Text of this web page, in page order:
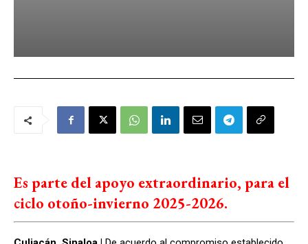
Es parte del apoyo extraordinario, para el
ciclo otoño-invierno 2025-2026.